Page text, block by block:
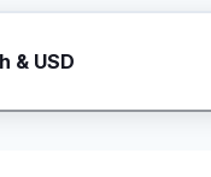
Request Rate Card
khusus? Kirim
& USD